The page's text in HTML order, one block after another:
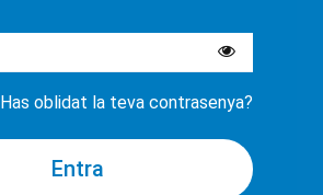
Has oblidat la teva contrasenya?